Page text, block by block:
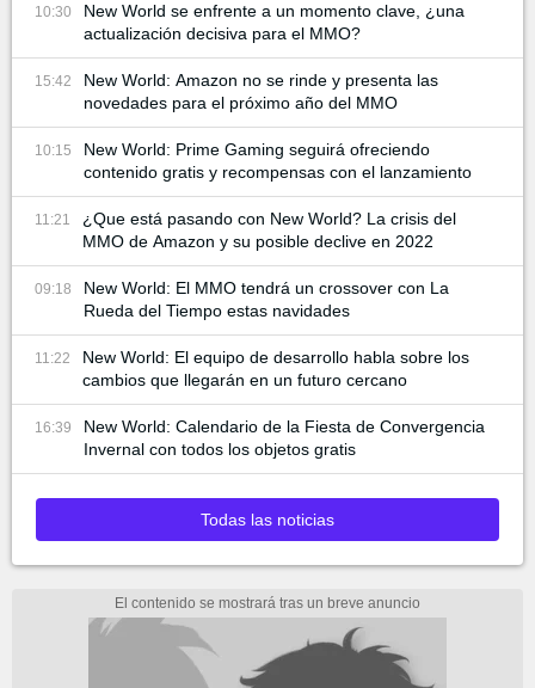
10:30
New World se enfrente a un momento clave, ¿una
actualización decisiva para el MMO?
15:42
New World: Amazon no se rinde y presenta las
novedades para el próximo año del MMO
10:15
New World: Prime Gaming seguirá ofreciendo
contenido gratis y recompensas con el lanzamiento
11:21
¿Que está pasando con New World? La crisis del
MMO de Amazon y su posible declive en 2022
09:18
New World: El MMO tendrá un crossover con La
Rueda del Tiempo estas navidades
11:22
New World: El equipo de desarrollo habla sobre los
cambios que llegarán en un futuro cercano
16:39
New World: Calendario de la Fiesta de Convergencia
Invernal con todos los objetos gratis
Todas las noticias